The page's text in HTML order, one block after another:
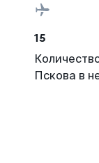
15
Пскова в